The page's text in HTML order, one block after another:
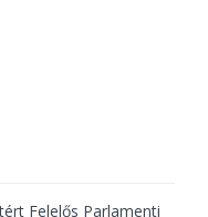
Felelős Parlamenti